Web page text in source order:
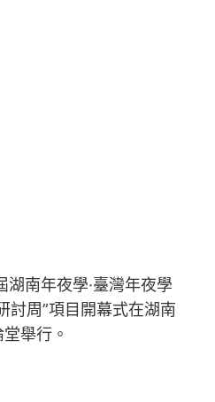
南年夜學·臺灣年夜學
討周”項目開幕式在湖南
舉行。